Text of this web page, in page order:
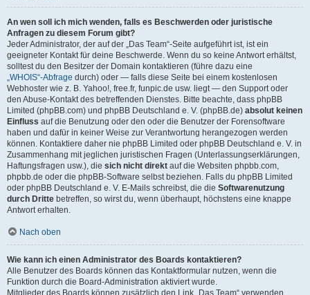
An wen soll ich mich wenden, falls es Beschwerden oder juristische
Anfragen zu diesem Forum gibt?
Jeder Administrator, der auf der „Das Team“-Seite aufgeführt ist, ist ein
geeigneter Kontakt für deine Beschwerde. Wenn du so keine Antwort erhältst,
solltest du den Besitzer der Domain kontaktieren (führe dazu eine
„WHOIS“-Abfrage durch) oder — falls diese Seite bei einem kostenlosen
Webhoster wie z. B. Yahoo!, free.fr, funpic.de usw. liegt — den Support oder
den Abuse-Kontakt des betreffenden Dienstes. Bitte beachte, dass phpBB
Limited (phpBB.com) und phpBB Deutschland e. V. (phpBB.de) absolut keinen
Einfluss auf die Benutzung oder den oder die Benutzer der Forensoftware
haben und dafür in keiner Weise zur Verantwortung herangezogen werden
können. Kontaktiere daher nie phpBB Limited oder phpBB Deutschland e. V. in
Zusammenhang mit jeglichen juristischen Fragen (Unterlassungserklärungen,
Haftungsfragen usw.), die sich nicht direkt auf die Websiten phpbb.com,
phpbb.de oder die phpBB-Software selbst beziehen. Falls du phpBB Limited
oder phpBB Deutschland e. V. E-Mails schreibst, die die Softwarenutzung
durch Dritte betreffen, so wirst du, wenn überhaupt, höchstens eine knappe
Antwort erhalten.
Nach oben
Wie kann ich einen Administrator des Boards kontaktieren?
Alle Benutzer des Boards können das Kontaktformular nutzen, wenn die
Funktion durch die Board-Administration aktiviert wurde.
Mitglieder des Boards können zusätzlich den Link „Das Team“ verwenden.